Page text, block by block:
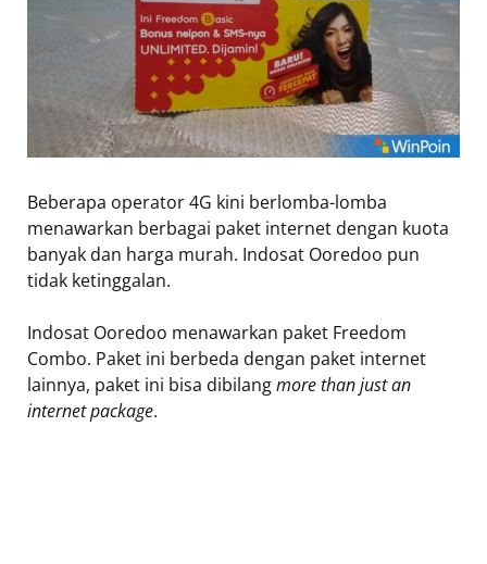
Beberapa operator 4G kini berlomba-lomba
menawarkan berbagai paket internet dengan kuota
banyak dan harga murah. Indosat Ooredoo pun
tidak ketinggalan.
Indosat Ooredoo menawarkan paket Freedom
Combo. Paket ini berbeda dengan paket internet
lainnya, paket ini bisa dibilangmore than just an
internet package.